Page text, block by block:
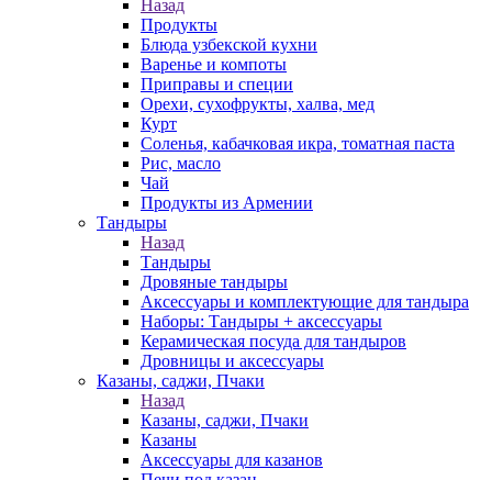
Назад
Продукты
Блюда узбекской кухни
Варенье и компоты
Приправы и специи
Орехи, сухофрукты, халва, мед
Курт
Соленья, кабачковая икра, томатная паста
Рис, масло
Чай
Продукты из Армении
Тандыры
Назад
Тандыры
Дровяные тандыры
Аксессуары и комплектующие для тандыра
Наборы: Тандыры + аксессуары
Керамическая посуда для тандыров
Дровницы и аксессуары
Казаны, саджи, Пчаки
Назад
Казаны, саджи, Пчаки
Казаны
Аксессуары для казанов